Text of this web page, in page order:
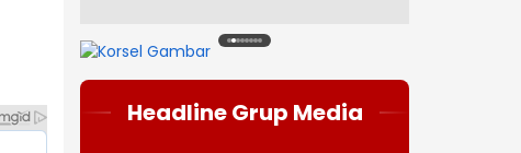
12345678
Headline Grup Media